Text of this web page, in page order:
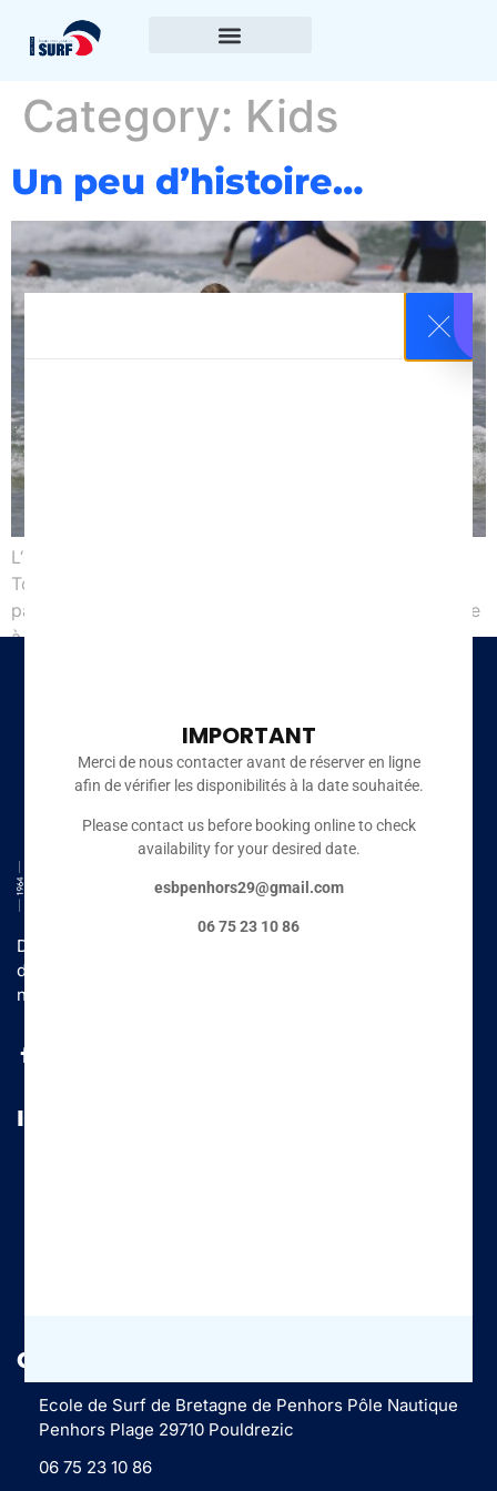
Category: Kids
Un peu d’histoire…
L‘école de Surf de Bretagne (ESB) voit le jour à La
Torche il y a 21 ans. Une révolution à l’époque dans le
paysage breton jugé par beaucoup comme peu propice
à la pratique du surf. Un climat, des côtes, des marées
Depuis 2003, l’ESB Penhors, l’une des plus belles écoles
de surf de France vous accueille toute l’année au sein du
nouveau pôle nautique situé à 10 mètres de la plage.
INFOS
CONTACT
Ecole de Surf de Bretagne de Penhors Pôle Nautique
Penhors Plage 29710 Pouldrezic
06 75 23 10 86
IMPORTANT
Merci de nous contacter avant de réserver en ligne
afin de vérifier les disponibilités à la date souhaitée.
Please contact us before booking online to check
availability for your desired date.
esbpenhors29@gmail.com
06 75 23 10 86